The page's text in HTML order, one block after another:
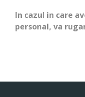
In cazul in care
personal, va